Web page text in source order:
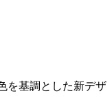
を基調とした新デザ